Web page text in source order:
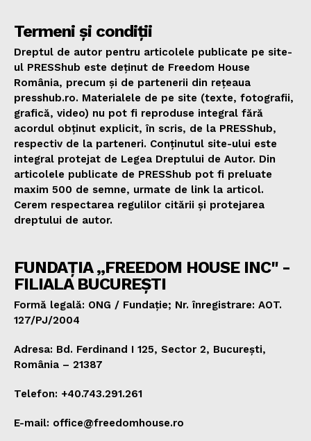
Termeni și condiții
Dreptul de autor pentru articolele publicate pe site-
ul PRESShub este deținut de Freedom House
România, precum și de partenerii din rețeaua
presshub.ro. Materialele de pe site (texte, fotografii,
grafică, video) nu pot fi reproduse integral fără
acordul obținut explicit, în scris, de la PRESShub,
respectiv de la parteneri. Conținutul site-ului este
integral protejat de Legea Dreptului de Autor. Din
articolele publicate de PRESShub pot fi preluate
maxim 500 de semne, urmate de link la articol.
Cerem respectarea regulilor citării și protejarea
dreptului de autor.
FUNDAȚIA „FREEDOM HOUSE INC" -
FILIALA BUCUREȘTI
Formă legală: ONG / Fundație; Nr. înregistrare: AOT.
127/PJ/2004
Adresa: Bd. Ferdinand I 125, Sector 2, București,
România – 21387
Telefon: +40.743.291.261
E-mail: office@freedomhouse.ro